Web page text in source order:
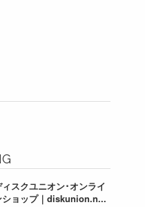
スクユニオン･オンライ
ショップ｜diskunion.n...